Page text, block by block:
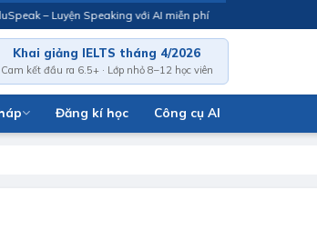
– Luyện Speaking với AI miễn phí
Khai giảng IELTS tháng 4/2026
Cam kết đầu ra 6.5+ · Lớp nhỏ 8–12 học viên
Đăng kí học Công cụ AI